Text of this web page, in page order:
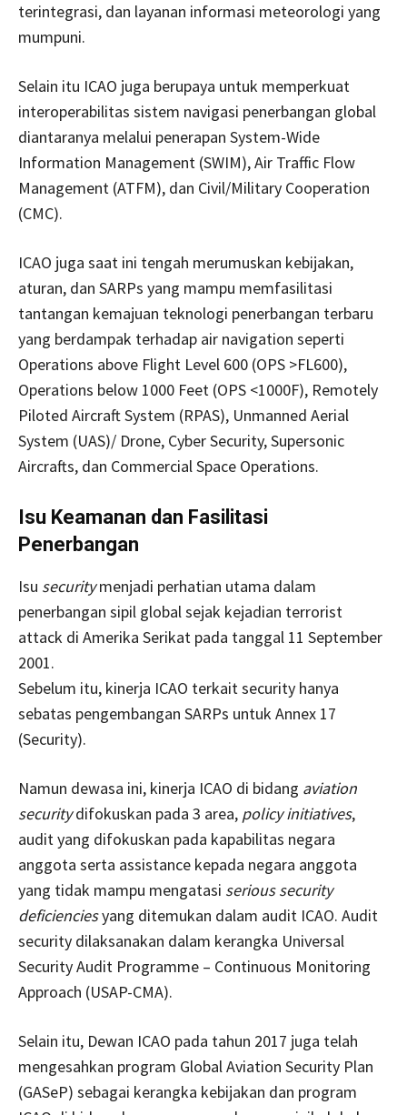
terintegrasi, dan layanan informasi meteorologi yang
mumpuni.
Selain itu ICAO juga berupaya untuk memperkuat
interoperabilitas sistem navigasi penerbangan global
diantaranya melalui penerapan System-Wide
Information Management (SWIM), Air Traffic Flow
Management (ATFM), dan Civil/Military Cooperation
(CMC).
ICAO juga saat ini tengah merumuskan kebijakan,
aturan, dan SARPs yang mampu memfasilitasi
tantangan kemajuan teknologi penerbangan terbaru
yang berdampak terhadap air navigation seperti
Operations above Flight Level 600 (OPS >FL600),
Operations below 1000 Feet (OPS <1000F), Remotely
Piloted Aircraft System (RPAS), Unmanned Aerial
System (UAS)/ Drone, Cyber Security, Supersonic
Aircrafts, dan Commercial Space Operations.
Isu Keamanan dan Fasilitasi
Penerbangan
Isu securitymenjadi perhatian utama dalam
penerbangan sipil global sejak kejadian terrorist
attack di Amerika Serikat pada tanggal 11 September
2001.
Sebelum itu, kinerja ICAO terkait security hanya
sebatas pengembangan SARPs untuk Annex 17
(Security).
Namun dewasa ini, kinerja ICAO di bidang aviation
securitydifokuskan pada 3 area, policy initiatives,
audit yang difokuskan pada kapabilitas negara
anggota serta assistance kepada negara anggota
yang tidak mampu mengatasi serious security
deficienciesyang ditemukan dalam audit ICAO. Audit
security dilaksanakan dalam kerangka Universal
Security Audit Programme – Continuous Monitoring
Approach (USAP-CMA).
Selain itu, Dewan ICAO pada tahun 2017 juga telah
mengesahkan program Global Aviation Security Plan
(GASeP) sebagai kerangka kebijakan dan program